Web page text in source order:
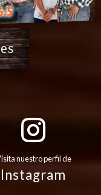
nuestro perfil de
Instagram